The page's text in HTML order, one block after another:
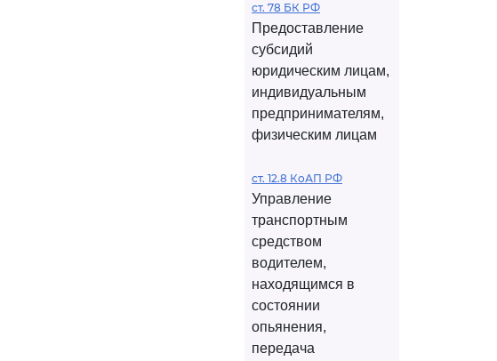
ст. 78 БК РФ
Предоставление
субсидий
юридическим лицам,
индивидуальным
предпринимателям,
физическим лицам
ст. 12.8 КоАП РФ
Управление
транспортным
средством
водителем,
находящимся в
состоянии
опьянения,
передача